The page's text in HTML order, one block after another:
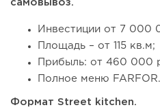
самовывоз.
Инвестиции от 7 000
Площадь – от 115 кв.м;
Прибыль: от 460 000
Полное меню FARFOR.
Формат Street kitchen.